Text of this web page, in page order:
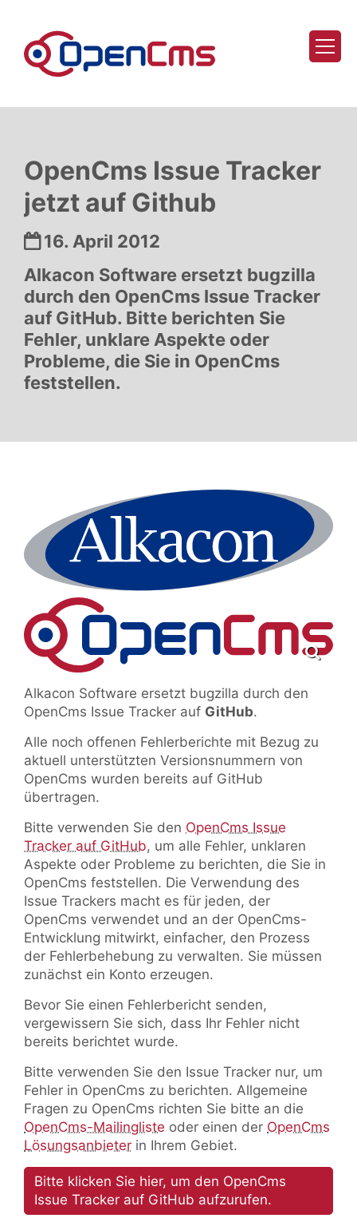
OpenCms Issue Tracker
jetzt auf Github
Datum:
16. April 2012
Alkacon Software ersetzt bugzilla
durch den OpenCms Issue Tracker
auf GitHub. Bitte berichten Sie
Fehler, unklare Aspekte oder
Probleme, die Sie in OpenCms
feststellen.
Alkacon Software ersetzt bugzilla durch den
OpenCms Issue Tracker auf GitHub.
Alle noch offenen Fehlerberichte mit Bezug zu
aktuell unterstützten Versionsnummern von
OpenCms wurden bereits auf GitHub
übertragen.
Bitte verwenden Sie den OpenCms Issue
Tracker auf GitHub, um alle Fehler, unklaren
Aspekte oder Probleme zu berichten, die Sie in
OpenCms feststellen. Die Verwendung des
Issue Trackers macht es für jeden, der
OpenCms verwendet und an der OpenCms-
Entwicklung mitwirkt, einfacher, den Prozess
der Fehlerbehebung zu verwalten. Sie müssen
zunächst ein Konto erzeugen.
Bevor Sie einen Fehlerbericht senden,
vergewissern Sie sich, dass Ihr Fehler nicht
bereits berichtet wurde.
Bitte verwenden Sie den Issue Tracker nur, um
Fehler in OpenCms zu berichten. Allgemeine
Fragen zu OpenCms richten Sie bitte an die
OpenCms-Mailingliste oder einen der OpenCms
Lösungsanbieter in Ihrem Gebiet.
Bitte klicken Sie hier, um den OpenCms
Issue Tracker auf GitHub aufzurufen.